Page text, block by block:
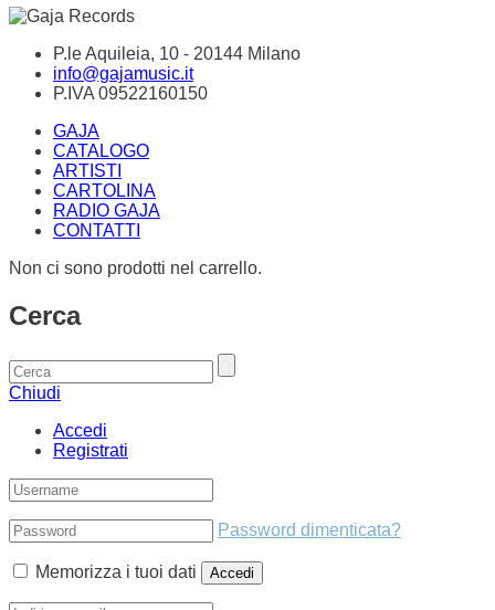
P.le Aquileia, 10 - 20144 Milano
info@gajamusic.it
P.IVA 09522160150
GAJA
CATALOGO
ARTISTI
CARTOLINA
RADIO GAJA
CONTATTI
Non ci sono prodotti nel carrello.
Cerca
Chiudi
Accedi
Registrati
Password dimenticata?
Memorizza i tuoi dati